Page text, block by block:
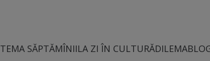
TEMA SĂPTĂMÎNIILA ZI ÎN CULTURĂ